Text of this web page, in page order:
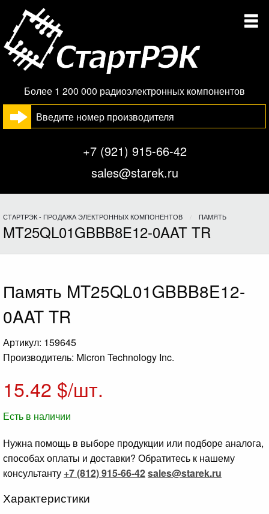
Более 1 200 000 радиоэлектронных компонентов
+7 (921) 915-66-42
sales@starek.ru
СТАРТРЭК - ПРОДАЖА ЭЛЕКТРОННЫХ КОМПОНЕНТОВ ПАМЯТЬ
MT25QL01GBBB8E12-0AAT TR
Память MT25QL01GBBB8E12-
0AAT TR
Артикул: 159645
Производитель: Micron Technology Inc.
15.42 $/шт.
Есть в наличии
Нужна помощь в выборе продукции или подборе аналога,
способах оплаты и доставки? Обратитесь к нашему
консультанту +7 (812) 915-66-42sales@starek.ru
Характеристики